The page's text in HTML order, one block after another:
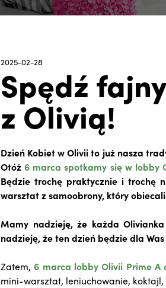
2025-02-28
Spędź
z Olivią!
Dzień Kobiet w Olivii to już nasza
Otóż6 marca spotkamy się w lobby
Będzie trochę praktycznie i trochę
warsztat z samoobrony, który
Mamy nadzieję, że każda
nadzieję, że ten dzień będzie dla
Zatem,6 marca lobby Olivii Prime A
mini-warsztat, leniuchowanie, koktajl,